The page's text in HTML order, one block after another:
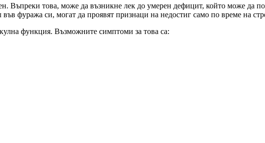
Въпреки това, може да възникне лек до умерен дефицит, който може да
фуража си, могат да проявят признаци на недостиг само по време на
функция. Възможните симптоми за това са: